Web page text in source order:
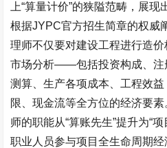
上“算量计价”的狭隘范畴，展现
根据JYPC官方招生简章的权威
理师不仅要对建设工程进行造
市场分析——包括投资构成、
测算、生产各项成本、工程效
限、现金流等全方位的经济要
师的职能从“算账先生”提升为“项
职业人员参与项目全生命周期经